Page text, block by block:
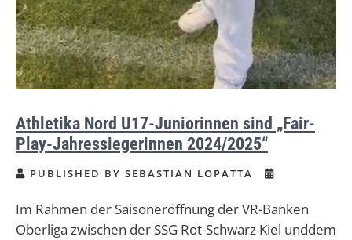
Athletika Nord U17-Juniorinnen sind „Fair-
Play-Jahressiegerinnen 2024/2025“
PUBLISHED BY SEBASTIAN LOPATTA
Im Rahmen der Saisoneröffnung der VR-Banken
Oberliga zwischen der SSG Rot-Schwarz Kiel unddem